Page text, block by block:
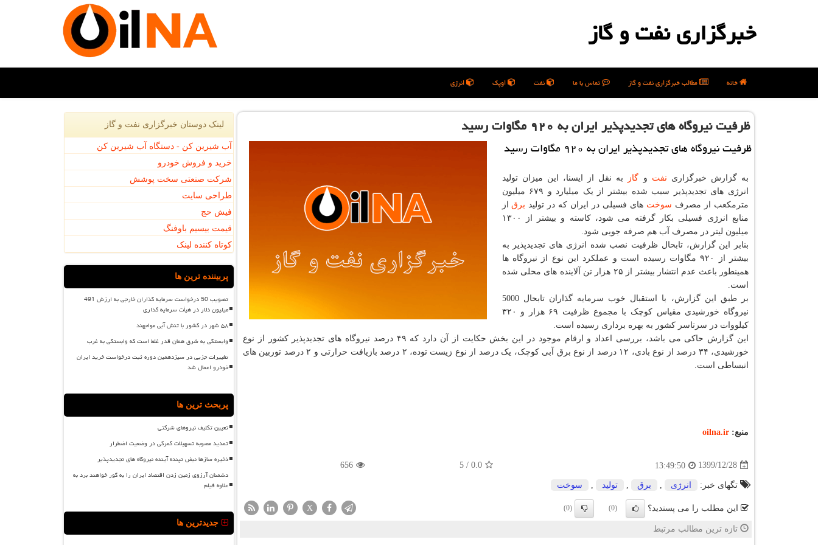
خبرگزاری نفت و گاز
خانه مطالب خبرگزاری نفت و گاز تماس با ما نفت اوپک انرژی
ظرفیت نیروگاه های تجدیدپذیر ایران به ۹۲۰ مگاوات رسید
ظرفیت نیروگاه های تجدیدپذیر ایران به ۹۲۰ مگاوات رسید
به گزارش خبرگزاری نفت و گاز
به نقل از ایسنا، این میزان تولید
انرژی های تجدیدپذیر سبب شده بیشتر از یک میلیارد و ۶۷۹ میلیون
مترمکعب از مصرف سوخت های فسیلی در ایران که در تولید برقاز
منابع انرژی فسیلی بکار گرفته می شود، کاسته و بیشتر از ۱۳۰۰
میلیون لیتر در مصرف آب هم صرفه جویی شود.
بنابر این گزارش، تابحال ظرفیت نصب شده انرژی های تجدیدپذیر به
بیشتر از ۹۲۰ مگاوات رسیده است و عملکرد این نوع از نیروگاه ها
همینطور باعث عدم انتشار بیشتر از ۲۵ هزار تن آلاینده های محلی شده
است.
بر طبق این گزارش، با استقبال خوب سرمایه گذاران تابحال 5000
نیروگاه خورشیدی مقیاس کوچک با مجموع ظرفیت ۶۹ هزار و ۳۲۰
کیلووات در سرتاسر کشور به بهره برداری رسیده است.
این گزارش حاکی می باشد، بررسی اعداد و ارقام موجود در این بخش حکایت از آن دارد که ۴۹ درصد نیروگاه های تجدیدپذیر کشور از نوع
خورشیدی، ۳۴ درصد از نوع بادی، ۱۲ درصد از نوع برق آبی کوچک، یک درصد از نوع زیست توده، ۲ درصد بازیافت حرارتی و ۲ درصد توربین های
انبساطی است.
منبع: oilna.ir
1399/12/28
13:49:50
0.0
/
5
656
تگهای خبر: انرژی برق تولید سوخت
این مطلب را می پسندید؟ (0)
(0)
X
تازه ترین مطالب مرتبط
لینک دوستان خبرگزاری نفت و گاز
آب شیرین کن - دستگاه آب شیرین کن
خرید و فروش خودرو
شرکت صنعتی سخت پوشش
طراحی سایت
فیش حج
قیمت بیسیم باوفنگ
کوتاه کننده لینک
پربیننده ترین ها
تصویب 50 درخواست سرمایه گذاران خارجی به ارزش 491
میلیون دلار در هیأت سرمایه گذاری
۵۸ شهر در کشور با تنش آبی مواجهند
وابستگی به شرق همان قدر غلط است که وابستگی به غرب
تغییرات جزیی در سیزدهمین دوره ثبت درخواست خرید ایران
خودرو اعمال شد
پربحث ترین ها
تعیین تکلیف نیروهای شرکتی
تمدید مصوبه تسهیلات گمرکی در وضعیت اضطرار
ذخیره سازها نبض تپنده آینده نیروگاه های تجدیدپذیر
دشمنان آرزوی زمین زدن اقتصاد ایران را به گور خواهند برد به
علاوه فیلم
جدیدترین ها